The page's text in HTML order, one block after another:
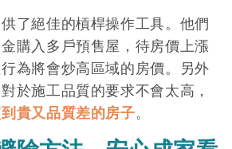
了絕佳的槓桿操作工具。他們
購入多戶預售屋，待房價上漲
為將會炒高區域的房價。另外
於施工品質的要求不會太高，
貴又品質差的房子。